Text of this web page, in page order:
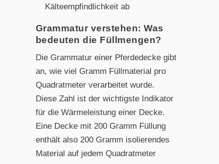
Kälteempfindlichkeit ab
Grammatur verstehen: Was
bedeuten die Füllmengen?
Die Grammatur einer Pferdedecke gibt
an, wie viel Gramm Füllmaterial pro
Quadratmeter verarbeitet wurde.
Diese Zahl ist der wichtigste Indikator
für die Wärmeleistung einer Decke.
Eine Decke mit 200 Gramm Füllung
enthält also 200 Gramm isolierendes
Material auf jedem Quadratmeter